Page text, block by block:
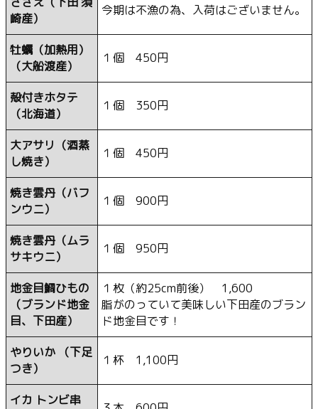
崎産）
今期は不漁の為、入荷はございません。
牡蠣（加熱用）
（大船渡産）
１個 450円
殻付きホタテ
（北海道）
１個 350円
大アサリ（酒蒸
し焼き）
１個 450円
焼き雲丹（バフ
ンウニ）
１個 900円
焼き雲丹（ムラ
サキウニ）
１個 950円
地金目鯛ひもの
（ブランド地金
目、下田産）
１枚（約25cm前後） 1,600
脂がのっていて美味しい下田産のブラン
ド地金目です！
やりいか （下足
つき）
１杯 1,100円
イカ トンビ串